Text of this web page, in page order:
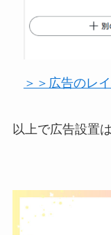
＞＞広告のレ
以上で広告設置